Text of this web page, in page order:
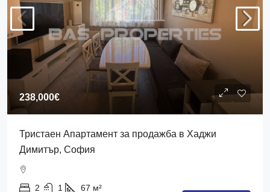
238,000€
Тристаен Апартамент за продажба в Хаджи
Димитър, София
2 1 67 м²